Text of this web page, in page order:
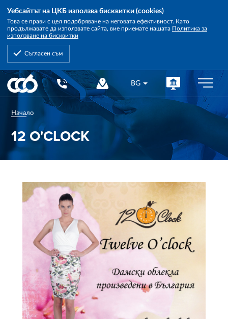
Уебсайтът на ЦКБ използва бисквитки (cookies)
Това се прави с цел подобряване на неговата ефективност. Като
продължавате да използвате сайта, вие приемате нашата Политика за
използване на бисквитки
Съгласен съм
Central
Cooperative
Bank
BG
Начало
12 O'CLOCK